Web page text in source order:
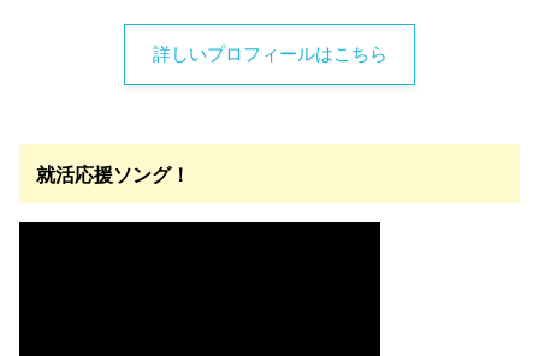
詳しいプロフィールはこちら
就活応援ソング！